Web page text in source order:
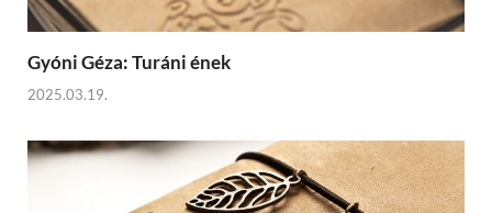
Gyóni Géza: Turáni ének
2025.03.19.